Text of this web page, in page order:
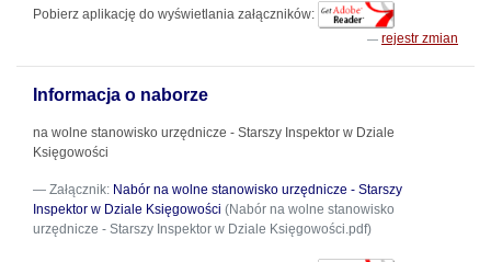
Pobierz aplikację do wyświetlania załączników:
rejestr zmian
Informacja o naborze
na wolne stanowisko urzędnicze - Starszy Inspektor w Dziale
Księgowości
Załącznik: Nabór na wolne stanowisko urzędnicze - Starszy
Inspektor w Dziale Księgowości (Nabór na wolne stanowisko
urzędnicze - Starszy Inspektor w Dziale Księgowości.pdf)